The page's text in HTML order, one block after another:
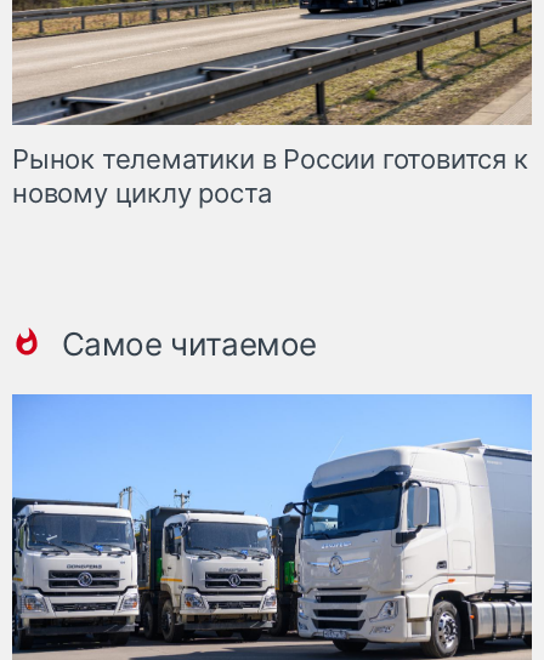
Рынок телематики в России готовится к
новому циклу роста
Самое читаемое